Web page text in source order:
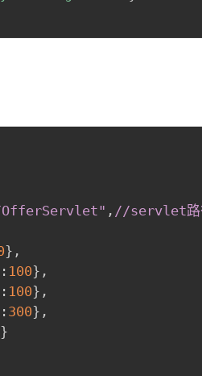
, //servlet路
} ,
: 100} ,
: 100} ,
: 300} ,
}